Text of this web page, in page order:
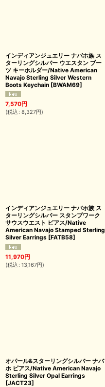
インディアンジュエリー ナバホ族 ス
ターリングシルバー ウエスタン ブー
ツ キーホルダー/Native American
Navajo Sterling Silver Western
Boots Keychain [BWAM69]
7,570円
(税込 : 8,327円)
インディアンジュエリー ナバホ族 ス
ターリングシルバー スタンプワーク
サウスウエスト ピアス/Native
American Navajo Stamped Sterling
Silver Earrings [FATB58]
11,970円
(税込 : 13,167円)
オパール&スターリングシルバー ナバ
ホ ピアス/Native American Navajo
Sterling Silver Opal Earrings
[JACT23]